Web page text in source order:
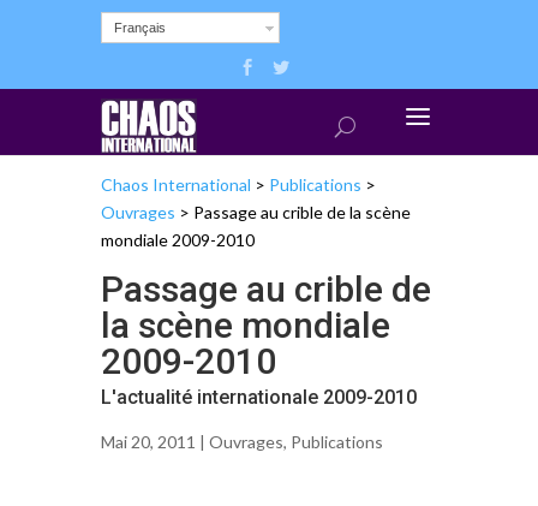
Français
Chaos International > Publications >
Ouvrages > Passage au crible de la scène
mondiale 2009-2010
Passage au crible de
la scène mondiale
2009-2010
L'actualité internationale 2009-2010
Mai 20, 2011 | Ouvrages, Publications